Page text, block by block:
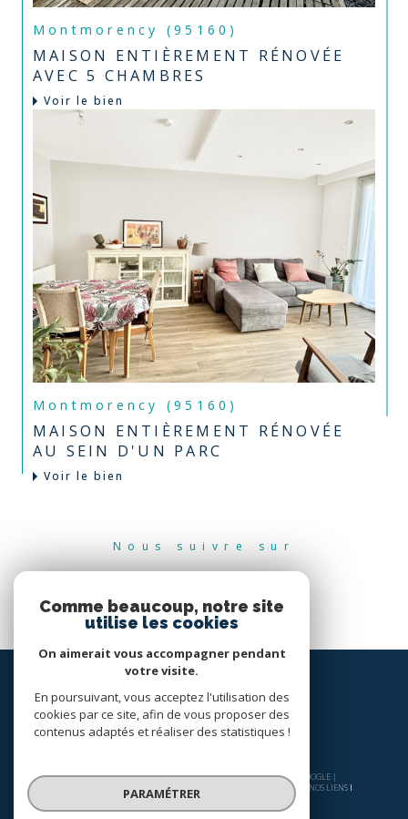
Montmorency (95160)
MAISON ENTIÈREMENT RÉNOVÉE
AVEC 5 CHAMBRES
Voir le bien
Montmorency (95160)
MAISON ENTIÈREMENT RÉNOVÉE
AU SEIN D'UN PARC
Voir le bien
Nous suivre sur
© 2026 | TOUS DROITS RÉSERVÉS | TRADUCTION POWERED BY GOOGLE |
NOS HONORAIRES
PLAN DU SITE MENTIONS LÉGALES ADMIN
NOS LIENS
POLITIQUE RGPD
Comme beaucoup, notre site
utilise les cookies
On aimerait vous accompagner pendant
votre visite.
En poursuivant, vous acceptez l'utilisation des
cookies par ce site, afin de vous proposer des
contenus adaptés et réaliser des statistiques !
PARAMÉTRER